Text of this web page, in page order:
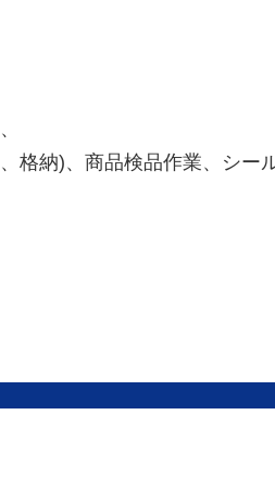
納)、商品検品作業、シー